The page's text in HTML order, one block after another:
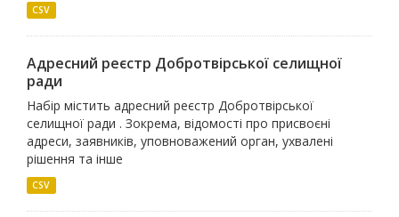
CSV
Адресний реєстр Добротвірської селищної
ради
Набір містить адресний реєстр Добротвірської
селищної ради . Зокрема, відомості про присвоєні
адреси, заявників, уповноважений орган, ухвалені
рішення та інше
CSV